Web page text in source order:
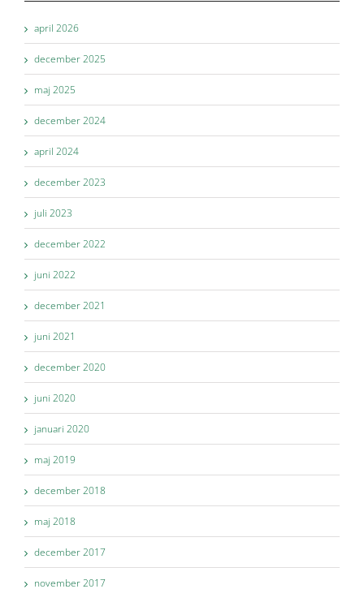
april 2026
december 2025
maj 2025
december 2024
april 2024
december 2023
juli 2023
december 2022
juni 2022
december 2021
juni 2021
december 2020
juni 2020
januari 2020
maj 2019
december 2018
maj 2018
december 2017
november 2017